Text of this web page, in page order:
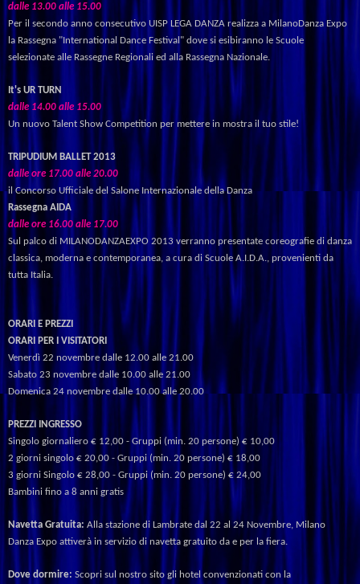
dalle 13.00 alle 15.00
Per il secondo anno consecutivo UISP LEGA DANZA realizza a MilanoDanza Expo
la Rassegna "International Dance Festival" dove si esibiranno le Scuole
selezionate alle Rassegne Regionali ed alla Rassegna Nazionale.
It's UR TURN
dalle 14.00 alle 15.00
Un nuovo Talent Show Competition per mettere in mostra il tuo stile!
TRIPUDIUM BALLET 2013
dalle ore 17.00 alle 20.00
il Concorso Ufficiale del Salone Internazionale della Danza
Rassegna AIDA
dalle ore 16.00 alle 17.00
Sul
palco di MILANODANZAEXPO 2013 verranno presentate coreografie di danza
classica, moderna e contemporanea, a cura di Scuole A.I.D.A., provenienti da
tutta Italia.
ORARI E PREZZI
ORARI PER I VISITATORI
Venerdì 22 novembre dalle 12.00 alle 21.00
Sabato 23 novembre dalle 10.00 alle 21.00
Domenica 24 novembre dalle 10.00 alle 20.00
PREZZI INGRESSO
Singolo giornaliero € 12,00 - Gruppi (min. 20 persone) € 10,00
2 giorni singolo € 20,00 - Gruppi (min. 20 persone) € 18,00
3 giorni Singolo € 28,00 - Gruppi (min. 20 persone) € 24,00
Bambini fino a 8 anni gratis
Navetta Gratuita: Alla stazione di Lambrate dal 22 al 24 Novembre, Milano
Danza Expo attiverà in servizio di navetta gratuito da e per la fiera.
Dove dormire: Scopri sul nostro sito gli hotel convenzionati con la